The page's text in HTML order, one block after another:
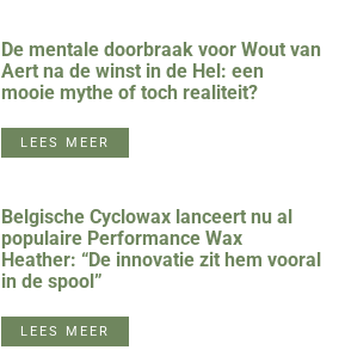
De mentale doorbraak voor Wout van
Aert na de winst in de Hel: een
mooie mythe of toch realiteit?
LEES MEER
Belgische Cyclowax lanceert nu al
populaire Performance Wax
Heather: “De innovatie zit hem vooral
in de spool”
LEES MEER